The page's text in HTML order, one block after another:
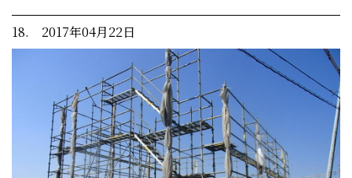
18. 2017年04月22日